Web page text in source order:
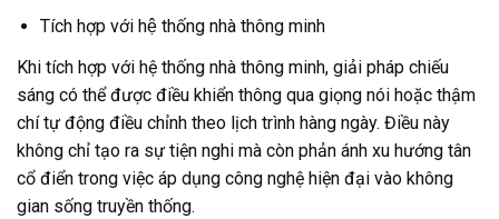
Tích hợp với hệ thống nhà thông minh
Khi tích hợp với hệ thống nhà thông minh, giải pháp chiếu
sáng có thể được điều khiển thông qua giọng nói hoặc thậm
chí tự động điều chỉnh theo lịch trình hàng ngày. Điều này
không chỉ tạo ra sự tiện nghi mà còn phản ánh xu hướng tân
cổ điển trong việc áp dụng công nghệ hiện đại vào không
gian sống truyền thống.